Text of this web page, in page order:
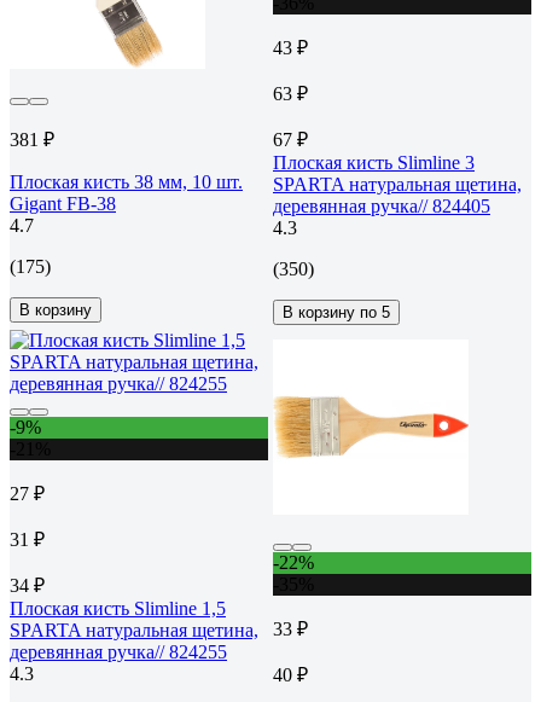
381 ₽
Плоская кисть 38 мм, 10 шт.
Gigant FB-38
4.7
(175)
В корзину
43 ₽
63 ₽
67 ₽
Плоская кисть Slimline 3
SPARTA натуральная щетина,
деревянная ручка// 824405
4.3
(350)
В корзину по 5
-9%
27 ₽
31 ₽
34 ₽
Плоская кисть Slimline 1,5
SPARTA натуральная щетина,
деревянная ручка// 824255
4.3
-22%
33 ₽
40 ₽